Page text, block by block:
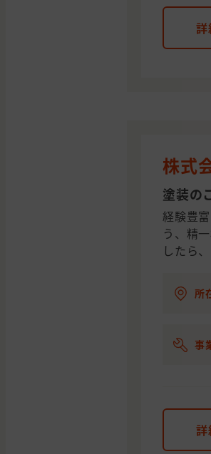
詳
株式
塗装の
経験豊
う、精
したら
所
事
詳